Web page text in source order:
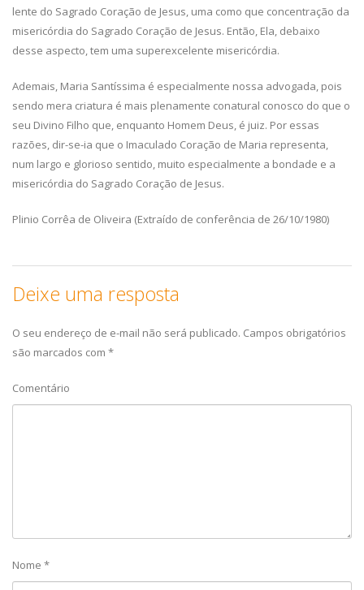
lente do Sagrado Coração de Jesus, uma como que concentração da
misericórdia do Sagrado Coração de Jesus. Então, Ela, debaixo
desse aspecto, tem uma superexcelente misericórdia.
Ademais, Maria Santíssima é especialmente nossa advogada, pois
sendo mera criatura é mais plenamente conatural conosco do que o
seu Divino Filho que, enquanto Homem Deus, é juiz. Por essas
razões, dir-se-ia que o Imaculado Coração de Maria representa,
num largo e glorioso sentido, muito especialmente a bondade e a
misericórdia do Sagrado Coração de Jesus.
Plinio Corrêa de Oliveira (Extraído de conferência de 26/10/1980)
Deixe uma resposta
O seu endereço de e-mail não será publicado. Campos obrigatórios
são marcados com *
Comentário
Nome *